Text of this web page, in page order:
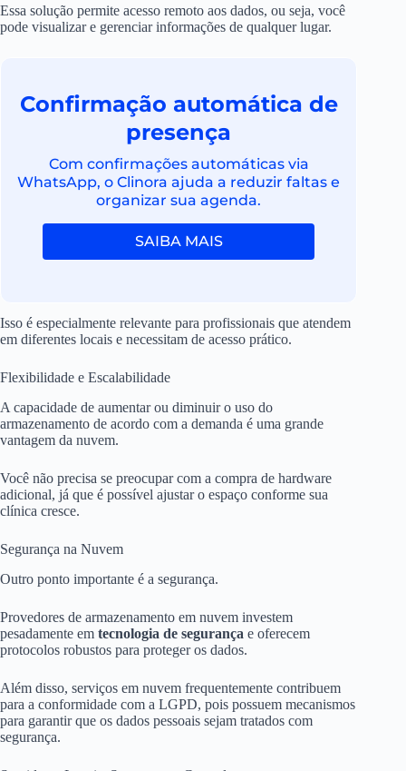
Essa solução permite acesso remoto aos dados, ou seja, você
pode visualizar e gerenciar informações de qualquer lugar.
Confirmação automática de
presença
Com confirmações automáticas via
WhatsApp, o Clinora ajuda a reduzir faltas e
organizar sua agenda.
SAIBA MAIS
Isso é especialmente relevante para profissionais que atendem
em diferentes locais e necessitam de acesso prático.
Flexibilidade e Escalabilidade
A capacidade de aumentar ou diminuir o uso do
armazenamento de acordo com a demanda é uma grande
vantagem da nuvem.
Você não precisa se preocupar com a compra de hardware
adicional, já que é possível ajustar o espaço conforme sua
clínica cresce.
Segurança na Nuvem
Outro ponto importante é a segurança.
Provedores de armazenamento em nuvem investem
pesadamente em tecnologia de segurança e oferecem
protocolos robustos para proteger os dados.
Além disso, serviços em nuvem frequentemente contribuem
para a conformidade com a LGPD, pois possuem mecanismos
para garantir que os dados pessoais sejam tratados com
segurança.